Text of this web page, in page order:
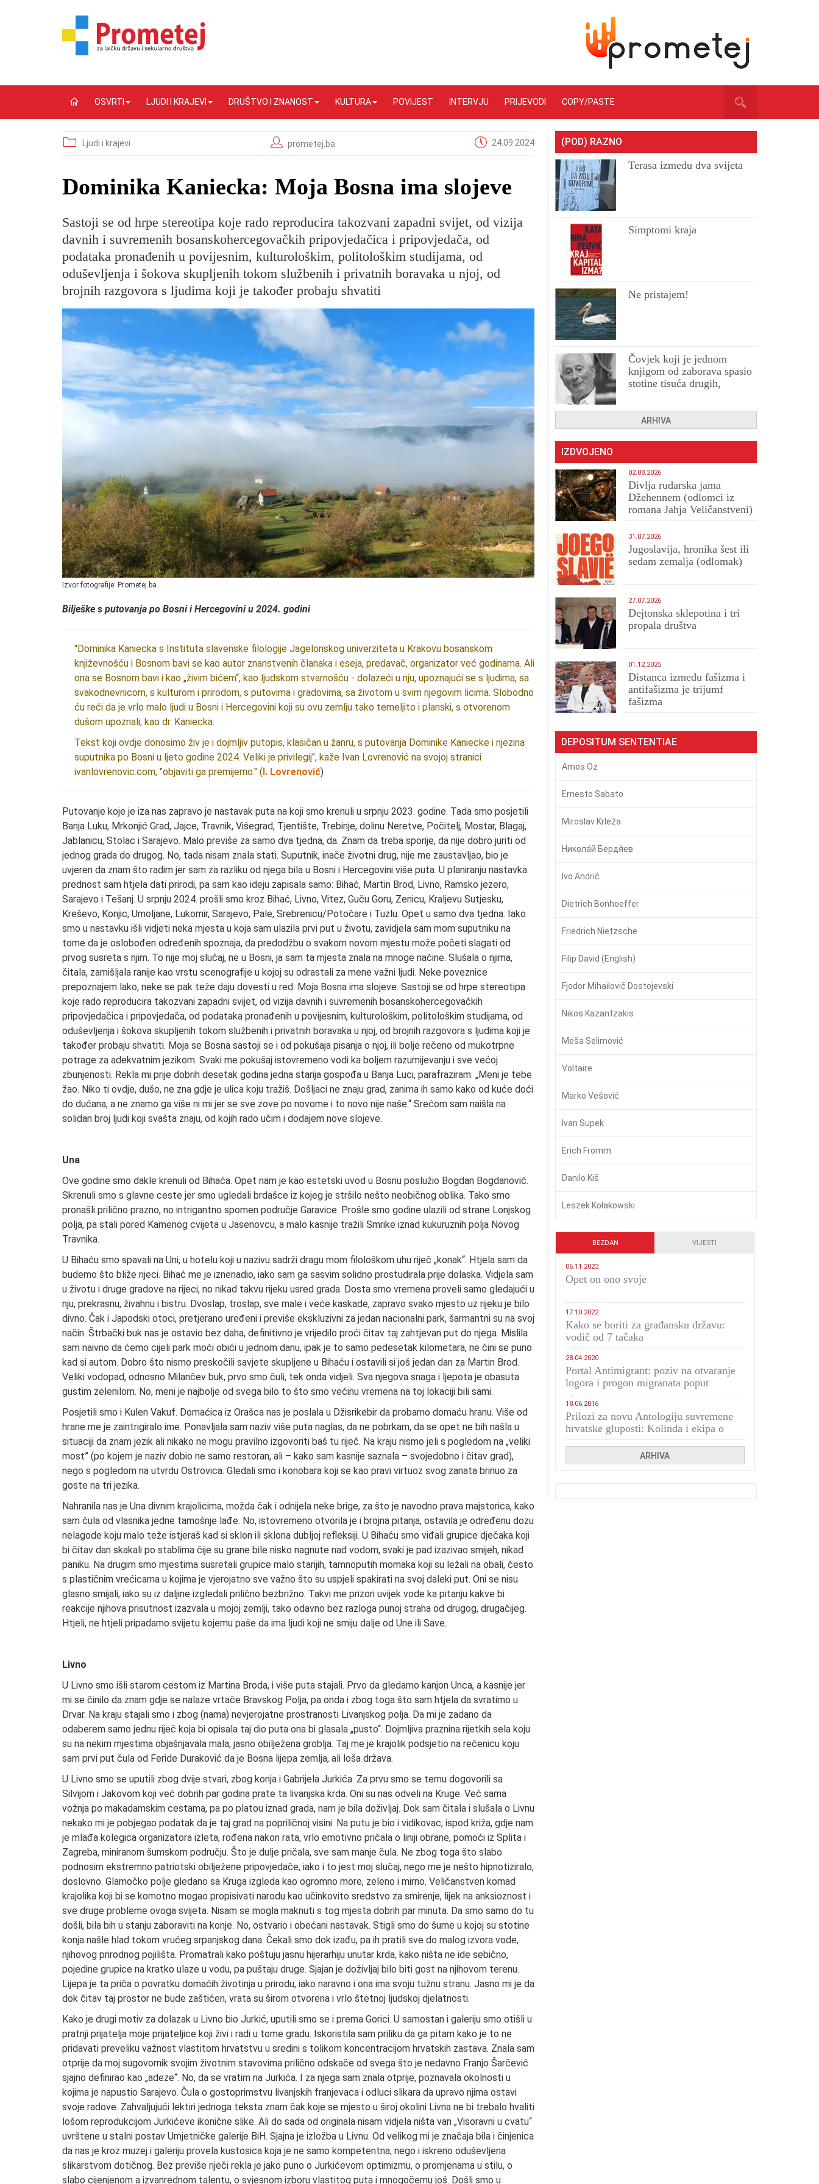
OSVRTI LJUDI I KRAJEVI DRUŠTVO I ZNANOST KULTURA POVIJEST INTERVJU PRIJEVODI COPY/PASTE
Ljudi i krajevi prometej.ba 24.09.2024
Dominika Kaniecka: Moja Bosna ima slojeve
Sastoji se od hrpe stereotipa koje rado reproducira takozvani zapadni svijet, od vizija
davnih i suvremenih bosanskohercegovačkih pripovjedačica i pripovjedača, od
podataka pronađenih u povijesnim, kulturološkim, politološkim studijama, od
oduševljenja i šokova skupljenih tokom službenih i privatnih boravaka u njoj, od
brojnih razgovora s ljudima koji je također probaju shvatiti
Izvor fotografije: Prometej.ba
Bilješke s putovanja po Bosni i Hercegovini u 2024. godini
"Dominika Kaniecka s Instituta slavenske filologije Jagelonskog univerziteta u Krakovu bosanskom
književnošću i Bosnom bavi se kao autor znanstvenih članaka i eseja, predavač, organizator već godinama. Ali
ona se Bosnom bavi i kao „živim bićem“, kao ljudskom stvarnošću - dolazeći u nju, upoznajući se s ljudima, sa
svakodnevnicom, s kulturom i prirodom, s putovima i gradovima, sa životom u svim njegovim licima. Slobodno
ću reći da je vrlo malo ljudi u Bosni i Hercegovini koji su ovu zemlju tako temeljito i planski, s otvorenom
dušom upoznali, kao dr. Kaniecka.
Tekst koji ovdje donosimo živ je i dojmljiv putopis, klasičan u žanru, s putovanja Dominike Kaniecke i njezina
suputnika po Bosni u ljeto godine 2024. Veliki je privilegij", kaže Ivan Lovrenović na svojoj stranici
ivanlovrenovic.com, "objaviti ga premijerno." (I. Lovrenović)
Putovanje koje je iza nas zapravo je nastavak puta na koji smo krenuli u srpnju 2023. godine. Tada smo posjetili
Banja Luku, Mrkonjić Grad, Jajce, Travnik, Višegrad, Tjentište, Trebinje, dolinu Neretve, Počitelj, Mostar, Blagaj,
Jablanicu, Stolac i Sarajevo. Malo previše za samo dva tjedna, da. Znam da treba sporije, da nije dobro juriti od
jednog grada do drugog. No, tada nisam znala stati. Suputnik, inače životni drug, nije me zaustavljao, bio je
uvjeren da znam što radim jer sam za razliku od njega bila u Bosni i Hercegovini više puta. U planiranju nastavka
prednost sam htjela dati prirodi, pa sam kao ideju zapisala samo: Bihać, Martin Brod, Livno, Ramsko jezero,
Sarajevo i Tešanj. U srpnju 2024. prošli smo kroz Bihać, Livno, Vitez, Guču Goru, Zenicu, Kraljevu Sutjesku,
Kreševo, Konjic, Umoljane, Lukomir, Sarajevo, Pale, Srebrenicu/Potočare i Tuzlu. Opet u samo dva tjedna. Iako
smo u nastavku išli vidjeti neka mjesta u koja sam ulazila prvi put u životu, zavidjela sam mom suputniku na
tome da je oslobođen određenih spoznaja, da predodžbu o svakom novom mjestu može početi slagati od
prvog susreta s njim. To nije moj slučaj, ne u Bosni, ja sam ta mjesta znala na mnoge načine. Slušala o njima,
čitala, zamišljala ranije kao vrstu scenografije u kojoj su odrastali za mene važni ljudi. Neke poveznice
prepoznajem lako, neke se pak teže daju dovesti u red. Moja Bosna ima slojeve. Sastoji se od hrpe stereotipa
koje rado reproducira takozvani zapadni svijet, od vizija davnih i suvremenih bosanskohercegovačkih
pripovjedačica i pripovjedača, od podataka pronađenih u povijesnim, kulturološkim, politološkim studijama, od
oduševljenja i šokova skupljenih tokom službenih i privatnih boravaka u njoj, od brojnih razgovora s ljudima koji je
također probaju shvatiti. Moja se Bosna sastoji se i od pokušaja pisanja o njoj, ili bolje rečeno od mukotrpne
potrage za adekvatnim jezikom. Svaki me pokušaj istovremeno vodi ka boljem razumijevanju i sve većoj
zbunjenosti. Rekla mi prije dobrih desetak godina jedna starija gospođa u Banja Luci, parafraziram: „Meni je tebe
žao. Niko ti ovdje, dušo, ne zna gdje je ulica koju tražiš. Došljaci ne znaju grad, zanima ih samo kako od kuće doći
do dućana, a ne znamo ga više ni mi jer se sve zove po novome i to novo nije naše.“ Srećom sam naišla na
solidan broj ljudi koji svašta znaju, od kojih rado učim i dodajem nove slojeve.
Una
Ove godine smo dakle krenuli od Bihaća. Opet nam je kao estetski uvod u Bosnu poslužio Bogdan Bogdanović.
Skrenuli smo s glavne ceste jer smo ugledali brdašce iz kojeg je stršilo nešto neobičnog oblika. Tako smo
pronašli prilično prazno, no intrigantno spomen područje Garavice. Prošle smo godine ulazili od strane Lonjskog
polja, pa stali pored Kamenog cvijeta u Jasenovcu, a malo kasnije tražili Smrike iznad kukuruznih polja Novog
Travnika.
U Bihaću smo spavali na Uni, u hotelu koji u nazivu sadrži dragu mom filološkom uhu riječ „konak“. Htjela sam da
budemo što bliže rijeci. Bihać me je iznenadio, iako sam ga sasvim solidno prostudirala prije dolaska. Vidjela sam
u životu i druge gradove na rijeci, no nikad takvu rijeku usred grada. Dosta smo vremena proveli samo gledajući u
nju, prekrasnu, živahnu i bistru. Dvoslap, troslap, sve male i veće kaskade, zapravo svako mjesto uz rijeku je bilo
divno. Čak i Japodski otoci, pretjerano uređeni i previše ekskluzivni za jedan nacionalni park, šarmantni su na svoj
način. Štrbački buk nas je ostavio bez daha, definitivno je vrijedilo proći čitav taj zahtjevan put do njega. Mislila
sam naivno da ćemo cijeli park moći obići u jednom danu, ipak je to samo pedesetak kilometara, ne čini se puno
kad si autom. Dobro što nismo preskočili savjete skupljene u Bihaću i ostavili si još jedan dan za Martin Brod.
Veliki vodopad, odnosno Milančev buk, prvo smo čuli, tek onda vidjeli. Sva njegova snaga i ljepota je obasuta
gustim zelenilom. No, meni je najbolje od svega bilo to što smo većinu vremena na toj lokaciji bili sami.
Posjetili smo i Kulen Vakuf. Domaćica iz Orašca nas je poslala u Džisrikebir da probamo domaću hranu. Više od
hrane me je zaintrigiralo ime. Ponavljala sam naziv više puta naglas, da ne pobrkam, da se opet ne bih našla u
situaciji da znam jezik ali nikako ne mogu pravilno izgovoriti baš tu riječ. Na kraju nismo jeli s pogledom na „veliki
most” (po kojem je naziv dobio ne samo restoran, ali – kako sam kasnije saznala – svojedobno i čitav grad),
nego s pogledom na utvrdu Ostrovica. Gledali smo i konobara koji se kao pravi virtuoz svog zanata brinuo za
goste na tri jezika.
Nahranila nas je Una divnim krajolicima, možda čak i odnijela neke brige, za što je navodno prava majstorica, kako
sam čula od vlasnika jedne tamošnje lađe. No, istovremeno otvorila je i brojna pitanja, ostavila je određenu dozu
nelagode koju malo teže istjeraš kad si sklon ili sklona dubljoj refleksiji. U Bihaću smo viđali grupice dječaka koji
bi čitav dan skakali po stablima čije su grane bile nisko nagnute nad vodom, svaki je pad izazivao smijeh, nikad
paniku. Na drugim smo mjestima susretali grupice malo starijih, tamnoputih momaka koji su ležali na obali, često
s plastičnim vrećicama u kojima je vjerojatno sve važno što su uspjeli spakirati na svoj daleki put. Oni se nisu
glasno smijali, iako su iz daljine izgledali prilično bezbrižno. Takvi me prizori uvijek vode ka pitanju kakve bi
reakcije njihova prisutnost izazvala u mojoj zemlji, tako odavno bez razloga punoj straha od drugog, drugačijeg.
Htjeli, ne htjeli pripadamo svijetu kojemu paše da ima ljudi koji ne smiju dalje od Une ili Save.
Livno
U Livno smo išli starom cestom iz Martina Broda, i više puta stajali. Prvo da gledamo kanjon Unca, a kasnije jer
mi se činilo da znam gdje se nalaze vrtače Bravskog Polja, pa onda i zbog toga što sam htjela da svratimo u
Drvar. Na kraju stajali smo i zbog (nama) nevjerojatne prostranosti Livanjskog polja. Da mi je zadano da
odaberem samo jednu riječ koja bi opisala taj dio puta ona bi glasala „pusto“. Dojmljiva praznina rijetkih sela koju
su na nekim mjestima objašnjavala mala, jasno obilježena groblja. Taj me je krajolik podsjetio na rečenicu koju
sam prvi put čula od Feride Duraković da je Bosna lijepa zemlja, ali loša država.
U Livno smo se uputili zbog dvije stvari, zbog konja i Gabrijela Jurkića. Za prvu smo se temu dogovorili sa
Silvijom i Jakovom koji već dobrih par godina prate ta livanjska krda. Oni su nas odveli na Kruge. Već sama
vožnja po makadamskim cestama, pa po platou iznad grada, nam je bila doživljaj. Dok sam čitala i slušala o Livnu
nekako mi je pobjegao podatak da je taj grad na popriličnoj visini. Na putu je bio i vidikovac, ispod križa, gdje nam
je mlađa kolegica organizatora izleta, rođena nakon rata, vrlo emotivno pričala o liniji obrane, pomoći iz Splita i
Zagreba, miniranom šumskom području. Što je dulje pričala, sve sam manje čula. Ne zbog toga što slabo
podnosim ekstremno patriotski obilježene pripovjedače, iako i to jest moj slučaj, nego me je nešto hipnotiziralo,
doslovno. Glamočko polje gledano sa Kruga izgleda kao ogromno more, zeleno i mirno. Veličanstven komad
krajolika koji bi se komotno mogao propisivati narodu kao učinkovito sredstvo za smirenje, lijek na anksioznost i
sve druge probleme ovoga svijeta. Nisam se mogla maknuti s tog mjesta dobrih par minuta. Da smo samo do tu
došli, bila bih u stanju zaboraviti na konje. No, ostvario i obećani nastavak. Stigli smo do šume u kojoj su stotine
konja našle hlad tokom vrućeg srpanjskog dana. Čekali smo dok izađu, pa ih pratili sve do malog izvora vode,
njihovog prirodnog pojilišta. Promatrali kako poštuju jasnu hijerarhiju unutar krda, kako ništa ne ide sebično,
pojedine grupice na kratko ulaze u vodu, pa puštaju druge. Sjajan je doživljaj bilo biti gost na njihovom terenu.
Lijepa je ta priča o povratku domaćih životinja u prirodu, iako naravno i ona ima svoju tužnu stranu. Jasno mi je da
dok čitav taj prostor ne bude zaštićen, vrata su širom otvorena i vrlo štetnoj ljudskoj djelatnosti.
Kako je drugi motiv za dolazak u Livno bio Jurkić, uputili smo se i prema Gorici. U samostan i galeriju smo otišli u
pratnji prijatelja moje prijateljice koji živi i radi u tome gradu. Iskoristila sam priliku da ga pitam kako je to ne
pridavati preveliku važnost vlastitom hrvatstvu u sredini s tolikom koncentracijom hrvatskih zastava. Znala sam
otprije da moj sugovornik svojim životnim stavovima prilično odskače od svega što je nedavno Franjo Šarčević
sjajno definirao kao „adeze“. No, da se vratim na Jurkića. I za njega sam znala otprije, poznavala okolnosti u
kojima je napustio Sarajevo. Čula o gostoprimstvu livanjskih franjevaca i odluci slikara da upravo njima ostavi
svoje radove. Zahvaljujući lektiri jednoga teksta znam čak koje se mjesto u široj okolini Livna ne bi trebalo hvaliti
lošom reprodukcijom Jurkićeve ikonične slike. Ali do sada od originala nisam vidjela ništa van „Visoravni u cvatu“
uvrštene u stalni postav Umjetničke galerije BiH. Sjajna je izložba u Livnu. Od velikog mi je značaja bila i činjenica
da nas je kroz muzej i galeriju provela kustosica koja je ne samo kompetentna, nego i iskreno oduševljena
slikarstvom dotičnog. Bez previše riječi rekla je jako puno o Jurkićevom optimizmu, o promjenama u stilu, o
slabo cijenjenom a izvanrednom talentu, o svjesnom izboru vlastitog puta i mnogočemu još. Došli smo u
(POD) RAZNO
Terasa između dva svijeta
Simptomi kraja
Ne pristajem!
Čovjek koji je jednom
knjigom od zaborava spasio
stotine tisuća drugih,
ARHIVA
IZDVOJENO
02.08.2026
Divlja rudarska jama
Džehennem (odlomci iz
romana Jahja Veličanstveni)
31.07.2026
Jugoslavija, hronika šest ili
sedam zemalja (odlomak)
27.07.2026
Dejtonska sklepotina i tri
propala društva
01.12.2025
Distanca između fašizma i
antifašizma je trijumf
fašizma
DEPOSITUM SENTENTIAE
Amos Oz
Ernesto Sabato
Miroslav Krleža
Никола́й Бердя́ев
Ivo Andrić
Dietrich Bonhoeffer
Friedrich Nietzsche
Filip David (English)
Fjodor Mihailovič Dostojevski
Nikos Kazantzakis
Meša Selimović
Voltaire
Marko Vešović
Ivan Supek
Erich Fromm
Danilo Kiš
Leszek Kołakowski
BEZDAN VIJESTI
06.11.2023
​Opet on ono svoje
17.10.2022
Kako se boriti za građansku državu:
vodič od 7 tačaka
28.04.2020
Portal Antimigrant: poziv na otvaranje
logora i progon migranata poput
18.06.2016
Prilozi za novu Antologiju suvremene
hrvatske gluposti: Kolinda i ekipa o
ARHIVA